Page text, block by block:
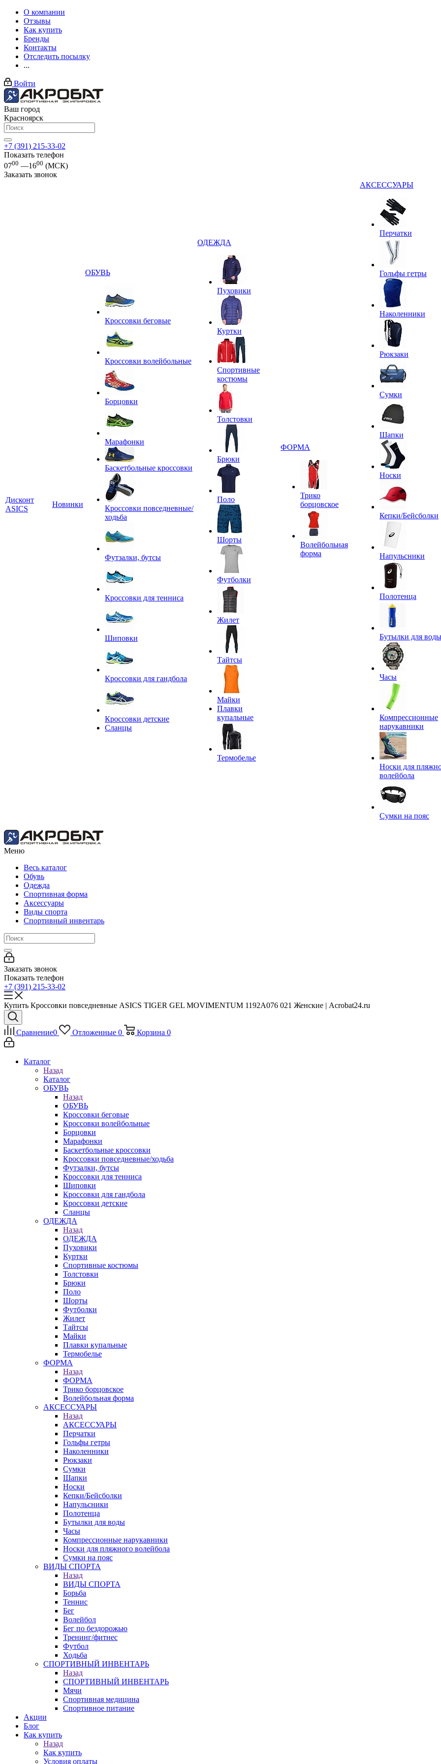
О компании
Отзывы
Как купить
Бренды
Контакты
Отследить посылку
...
Войти
Ваш город
Красноярск
+7 (391) 215-33-02
Показать телефон
0700 —1600 (МСК)
Заказать звонок
Дисконт
ASICS
Новинки
ОБУВЬ
Кроссовки беговые
Кроссовки волейбольные
Борцовки
Марафонки
Баскетбольные кроссовки
Кроссовки повседневные/
ходьба
Футзалки, бутсы
Кроссовки для тенниса
Шиповки
Кроссовки для гандбола
Кроссовки детские
Сланцы
ОДЕЖДА
Пуховики
Куртки
Спортивные
костюмы
Толстовки
Брюки
Поло
Шорты
Футболки
Жилет
Тайтсы
Майки
Плавки
купальные
Термобелье
ФОРМА
Трико
борцовское
Волейбольная
форма
АКСЕССУАРЫ
Перчатки
Гольфы гетры
Наколенники
Рюкзаки
Сумки
Шапки
Носки
Кепки/Бейсболки
Напульсники
Полотенца
Бутылки для воды
Часы
Компрессионные
нарукавники
Носки для
волейбола
Сумки на пояс
Меню
Весь каталог
Обувь
Одежда
Спортивная форма
Аксессуары
Виды спорта
Спортивный инвентарь
Заказать звонок
Показать телефон
+7 (391) 215-33-02
Купить Кроссовки повседневные ASICS TIGER GEL MOVIMENTUM 1192A076 021 Женские | Acrobat24.ru
Сравнение0 Отложенные 0 Корзина 0
Каталог
Назад
Каталог
ОБУВЬ
Назад
ОБУВЬ
Кроссовки беговые
Кроссовки волейбольные
Борцовки
Марафонки
Баскетбольные кроссовки
Кроссовки повседневные/ходьба
Футзалки, бутсы
Кроссовки для тенниса
Шиповки
Кроссовки для гандбола
Кроссовки детские
Сланцы
ОДЕЖДА
Назад
ОДЕЖДА
Пуховики
Куртки
Спортивные костюмы
Толстовки
Брюки
Поло
Шорты
Футболки
Жилет
Тайтсы
Майки
Плавки купальные
Термобелье
ФОРМА
Назад
ФОРМА
Трико борцовское
Волейбольная форма
АКСЕССУАРЫ
Назад
АКСЕССУАРЫ
Перчатки
Гольфы гетры
Наколенники
Рюкзаки
Сумки
Шапки
Носки
Кепки/Бейсболки
Напульсники
Полотенца
Бутылки для воды
Часы
Компрессионные нарукавники
Носки для пляжного волейбола
Сумки на пояс
ВИДЫ СПОРТА
Назад
ВИДЫ СПОРТА
Борьба
Теннис
Бег
Волейбол
Бег по бездорожью
Тренинг/фитнес
Футбол
Ходьба
СПОРТИВНЫЙ ИНВЕНТАРЬ
Назад
СПОРТИВНЫЙ ИНВЕНТАРЬ
Мячи
Спортивная медицина
Спортивное питание
Акции
Блог
Как купить
Назад
Как купить
Условия оплаты